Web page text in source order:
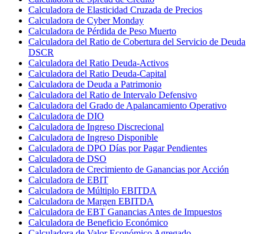
Calculadora de Elasticidad Cruzada de Precios
Calculadora de Cyber Monday
Calculadora de Pérdida de Peso Muerto
Calculadora del Ratio de Cobertura del Servicio de Deuda
DSCR
Calculadora del Ratio Deuda-Activos
Calculadora del Ratio Deuda-Capital
Calculadora de Deuda a Patrimonio
Calculadora del Ratio de Intervalo Defensivo
Calculadora del Grado de Apalancamiento Operativo
Calculadora de DIO
Calculadora de Ingreso Discrecional
Calculadora de Ingreso Disponible
Calculadora de DPO Días por Pagar Pendientes
Calculadora de DSO
Calculadora de Crecimiento de Ganancias por Acción
Calculadora de EBIT
Calculadora de Múltiplo EBITDA
Calculadora de Margen EBITDA
Calculadora de EBT Ganancias Antes de Impuestos
Calculadora de Beneficio Económico